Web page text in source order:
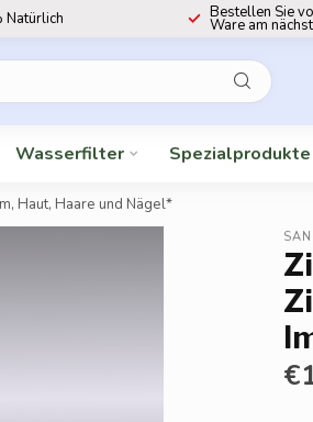
Natürlich Bestellen Sie
Ware am
Wasserfilter Spezialprodukte
Haut, Haare und Nägel*